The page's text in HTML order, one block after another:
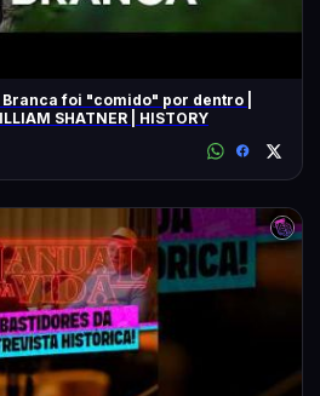
foi "comido" por dentro |
SHATNER | HISTORY